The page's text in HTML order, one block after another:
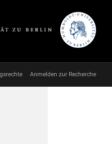
Anmelden zur Recherche